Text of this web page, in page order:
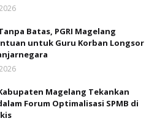
Batas, PGRI Magelang
untuk Guru Korban Longsor
Magelang Tekankan
Forum Optimalisasi SPMB di